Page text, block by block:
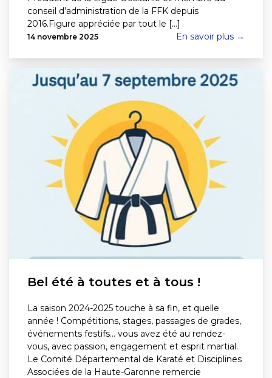
conseil d’administration de la FFK depuis
2016.Figure appréciée par tout le [...]
14 novembre 2025 En savoir plus →
Bel été à toutes et à tous !
La saison 2024-2025 touche à sa fin, et quelle
année ! Compétitions, stages, passages de grades,
événements festifs… vous avez été au rendez-
vous, avec passion, engagement et esprit martial.
Le Comité Départemental de Karaté et Disciplines
Associées de la Haute-Garonne remercie